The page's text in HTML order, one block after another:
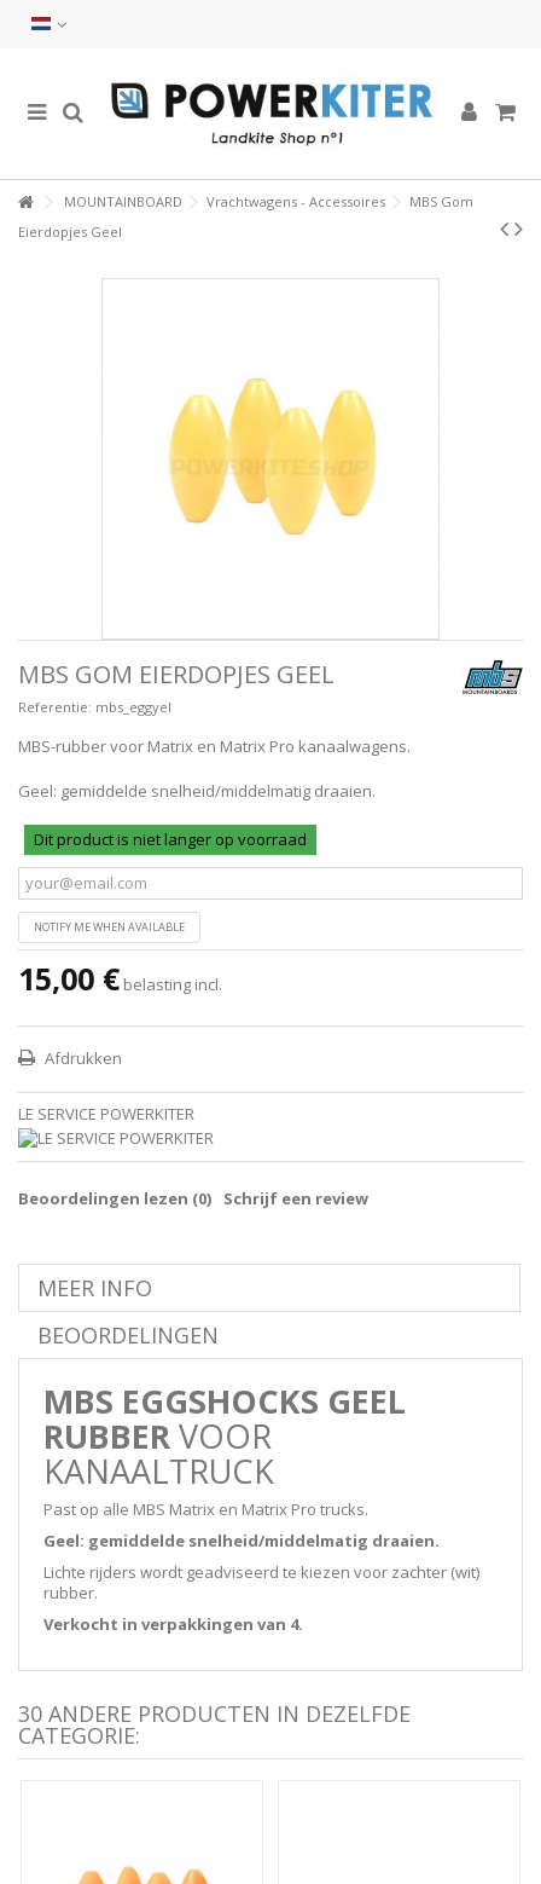
MOUNTAINBOARD Vrachtwagens - Accessoires
MBS Gom
Eierdopjes Geel
MBS GOM EIERDOPJES GEEL
Referentie: mbs_eggyel
MBS-rubber voor Matrix en Matrix Pro kanaalwagens.
Geel: gemiddelde snelheid/middelmatig draaien.
Dit product is niet langer op voorraad
NOTIFY ME WHEN AVAILABLE
15,00 € belasting incl.
Afdrukken
LE SERVICE POWERKITER
Beoordelingen lezen (0) Schrijf een review
MEER INFO
BEOORDELINGEN
MBS EGGSHOCKS GEEL
RUBBERVOOR
KANAALTRUCK
Past op alle MBS Matrix en Matrix Pro trucks.
Geel: gemiddelde snelheid/middelmatig draaien.
Lichte rijders wordt geadviseerd te kiezen voor zachter (wit)
rubber.
Verkocht in verpakkingen van 4.
30 ANDERE PRODUCTEN IN DEZELFDE
CATEGORIE: